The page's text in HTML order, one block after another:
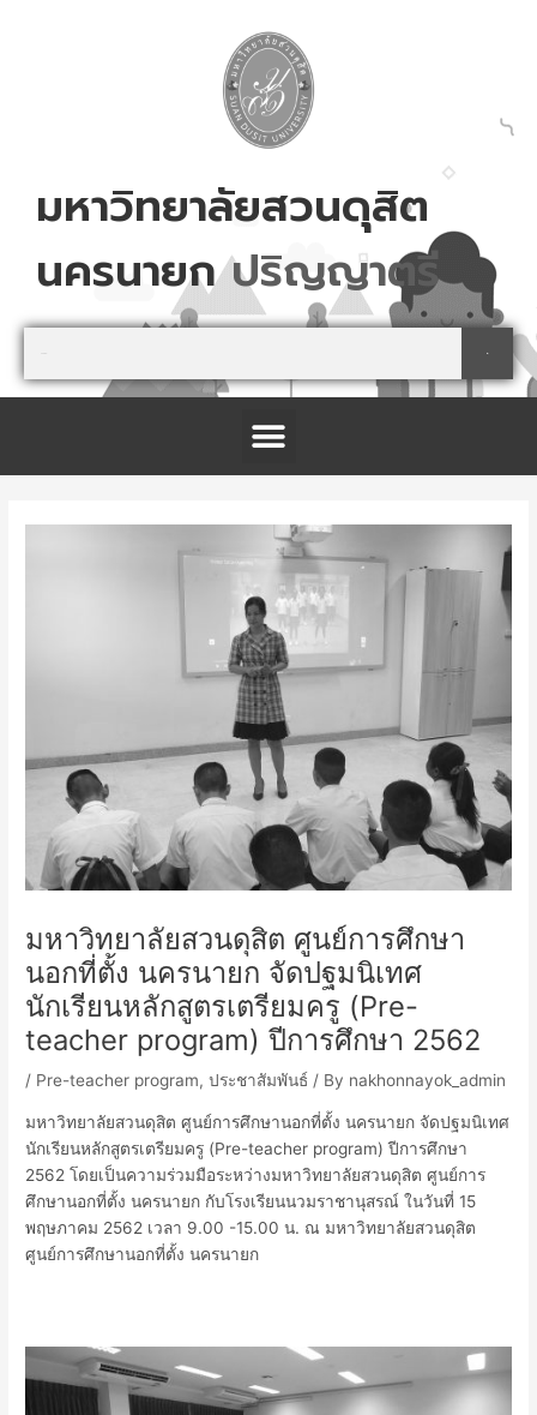
มหาวิทยาลัยสวนดุสิต
นครนายก สมครเลย!
Menu
มหาวิทยาลัยสวนดุสิต ศูนย์การศึกษา
นอกที่ตั้ง นครนายก จัดปฐมนิเทศ
นักเรียนหลักสูตรเตรียมครู (Pre-
teacher program) ปีการศึกษา 2562
/ Pre-teacher program,ประชาสัมพันธ์ / By nakhonnayok_admin
มหาวิทยาลัยสวนดุสิต ศูนย์การศึกษานอกที่ตั้ง นครนายก จัดปฐมนิเทศ
นักเรียนหลักสูตรเตรียมครู (Pre-teacher program) ปีการศึกษา
2562 โดยเป็นความร่วมมือระหว่างมหาวิทยาลัยสวนดุสิต ศูนย์การ
ศึกษานอกที่ตั้ง นครนายก กับโรงเรียนนวมราชานุสรณ์ ในวันที่ 15
พฤษภาคม 2562 เวลา 9.00 -15.00 น. ณ มหาวิทยาลัยสวนดุสิต
ศูนย์การศึกษานอกที่ตั้ง นครนายก